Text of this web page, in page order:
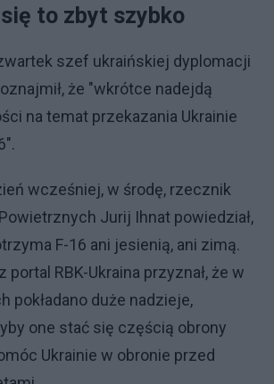
to zbyt szybko
szef ukraińskiej dyplomacji
że "wkrótce nadejdą
na temat przekazania Ukrainie
wcześniej, w środę, rzecznik
Jurij Ihnat powiedział,
F-16 ani jesienią, ani zimą.
portal RBK-Ukraina przyznał, że w
pokładano duże nadzieje,
one stać się częścią obrony
Ukrainie w obronie przed